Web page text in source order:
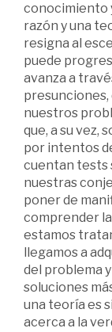
conocimiento
razón y una
resigna al
puede
avanza a
nuestros
que, a su vez,
por intentos
cuentan tests
nuestras
poner de
comprender
estamos
llegamos a
del problema
soluciones
una teoría es
acerca a la